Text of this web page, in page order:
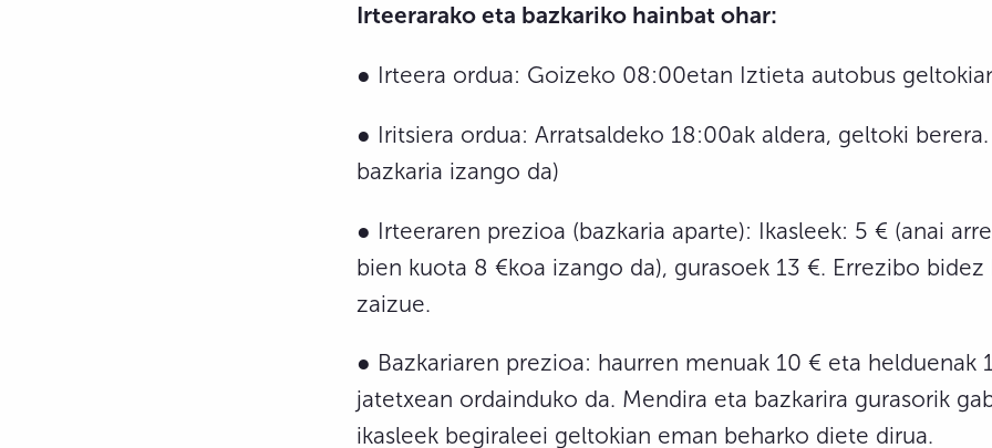
Irteerarako eta bazkariko hainbat ohar:
● Irteera ordua: Goizeko 08:00etan Iztieta autobus
● Iritsiera ordua: Arratsaldeko 18:00ak aldera, geltoki
bazkaria izango da)
● Irteeraren prezioa (bazkaria aparte): Ikasleek: 5 € (anai
bien kuota 8 €koa izango da), gurasoek 13 €. Errezibo
zaizue.
● Bazkariaren prezioa: haurren menuak 10 € eta helduenak
jatetxean ordainduko da. Mendira eta bazkarira gurasorik
ikasleek begiraleei geltokian eman beharko diete dirua.